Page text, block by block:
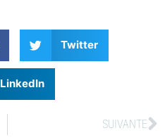
Twitter
LinkedIn
SUIVANTE